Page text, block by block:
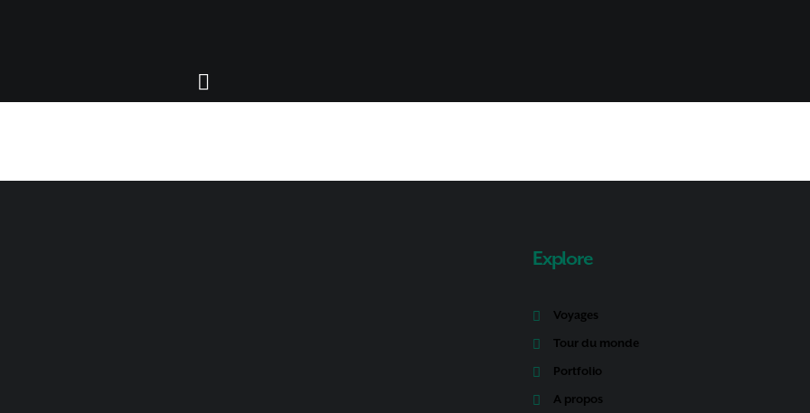
Explore
Voyages
Tour du monde
Portfolio
A propos